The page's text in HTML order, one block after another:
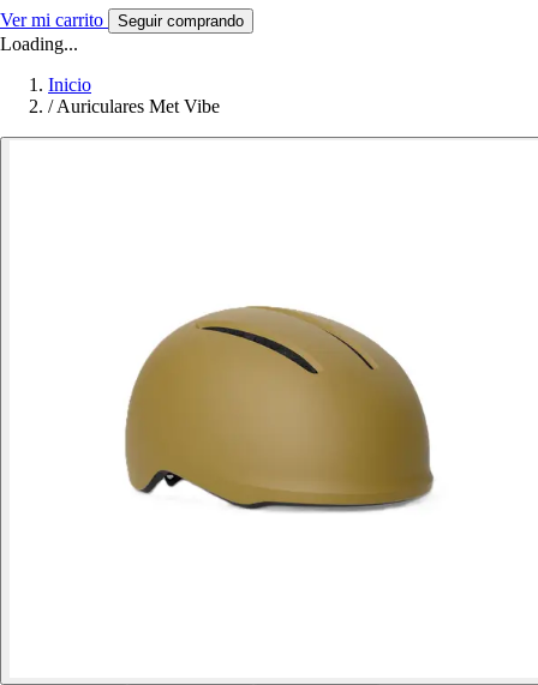
Ver mi carrito Seguir comprando
Loading...
Inicio
/Auriculares Met Vibe